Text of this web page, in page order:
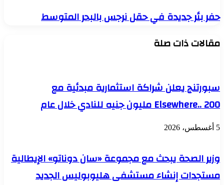
شاب
سور
حفر
بئر
في
حفر بئر جديدة في حقل نرجس بالبحر المتوسط
مقالات ذات صلة
سبورتنج يعلن شراكة استثمارية مبدئية مع
Elsewhere.. 200 مليون جنيه للنادي خلال عام
5 أغسطس، 2026
وزير الصحة يبحث مع مجموعة «سان دوناتو» الإيطالية
مستجدات إنشاء مستشفى هليوبوليس الجديد